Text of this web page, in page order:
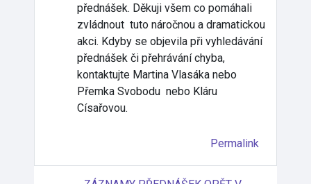
přednášek. Děkuji všem co pomáhali
zvládnout tuto náročnou a dramatickou
akci. Kdyby se objevila při vyhledávání
přednášek či přehrávání chyba,
kontaktujte Martina Vlasáka nebo
Přemka Svobodu nebo Kláru
Císařovou.
Permalink